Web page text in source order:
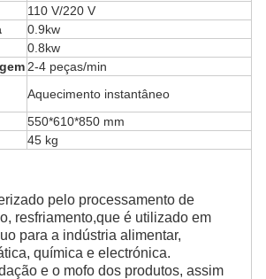
110 V/220 V
0.9kw
0.8kw
2-4 peças/min
Aquecimento instantâneo
550*610*850 mm
45 kg
pelo processamento de
resfriamento,que é utilizado em
para a indústria alimentar,
química e electrónica.
e o mofo dos produtos, assim